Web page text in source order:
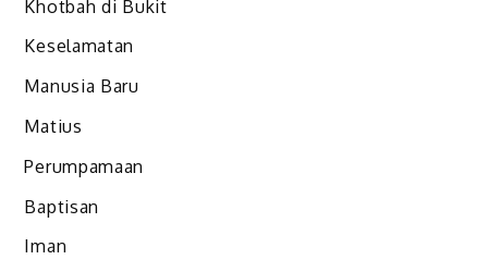
Khotbah di Bukit
Keselamatan
Manusia Baru
Matius
Perumpamaan
Baptisan
Iman